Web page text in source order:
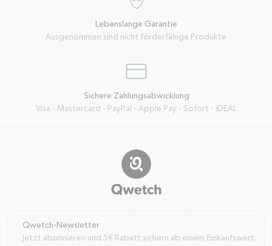
garantie-a-vie
Lebenslange Garantie
Ausgenommen sind nicht förderfähige Produkte
credit-card
Sichere Zahlungsabwicklung
Visa - Mastercard - PayPal - Apple Pay - Sofort - iDEAL
Qwetch-Newsletter
Jetzt abonnieren und 5€ Rabatt sichern ab einem Einkaufswert